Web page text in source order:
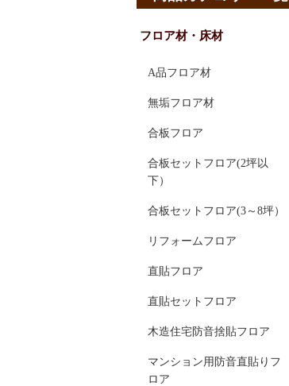
フロア材・床材
A品フロア材
無垢フロア材
合板フロア
合板セットフロア(2坪以
下）
合板セットフロア(3～8坪）
リフォームフロア
直貼フロア
直貼セットフロア
木造住宅防音捨貼フロア
マンション用防音直貼りフ
ロア